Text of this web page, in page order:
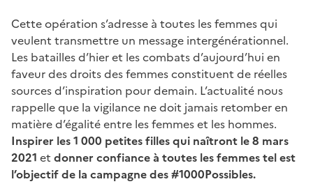
Cette opération s’adresse à toutes les femmes qui
veulent transmettre un message intergénérationnel.
Les batailles d’hier et les combats d’aujourd’hui en
faveur des droits des femmes constituent de réelles
sources d’inspiration pour demain. L’actualité nous
rappelle que la vigilance ne doit jamais retomber en
matière d’égalité entre les femmes et les hommes.
Inspirer les 1 000 petites filles qui naîtront le 8 mars
2021 et donner confiance à toutes les femmes tel est
l’objectif de la campagne des#1000Possibles.